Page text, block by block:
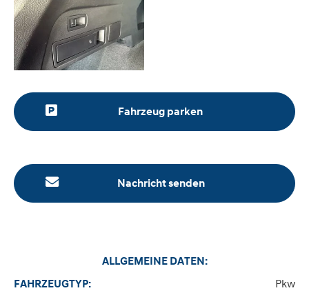
Fahrzeug parken
Nachricht senden
ALLGEMEINE DATEN:
FAHRZEUGTYP:
Pkw